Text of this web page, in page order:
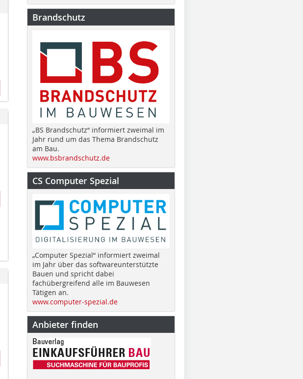
Brandschutz
„BS Brandschutz“ informiert zweimal im
Jahr rund um das Thema Brandschutz
am Bau.
www.bsbrandschutz.de
CS Computer Spezial
„Computer Spezial“ informiert zweimal
im Jahr über das softwareunterstützte
Bauen und spricht dabei
fachübergreifend alle im Bauwesen
Tätigen an.
www.computer-spezial.de
Anbieter finden